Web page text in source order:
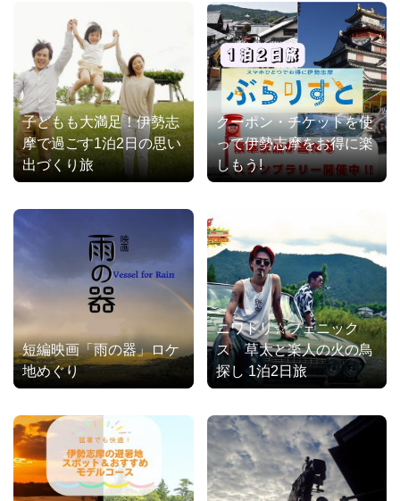
子どもも大満足！伊勢志
摩で過ごす1泊2日の思い
出づくり旅
クーポン・チケットを使
って伊勢志摩をお得に楽
しもう!
短編映画「雨の器」ロケ
地めぐり
ニワトリ☆フェニック
ス 草太と楽人の火の鳥
探し 1泊2日旅